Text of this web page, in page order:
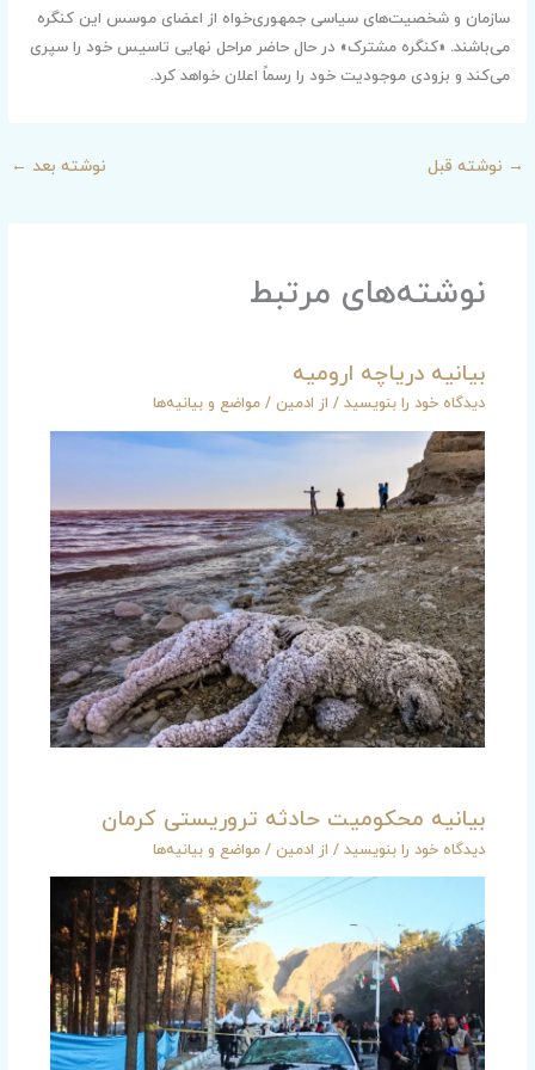
سازمان و شخصیت‌های سیاسی جمهوری‌خواه از اعضای موسس این کنگره
می‌باشند. «کنگره مشترک» در حال حاضر مراحل نهایی تاسیس خود را سپری
می‌کند و بزودی موجودیت خود را رسماً اعلان خواهد کرد.
→ نوشته قبل نوشته بعد ←
نوشته‌های مرتبط
بیانیه دریاچه ارومیه
دیدگاه‌ خود را بنویسید / از ادمین / مواضع و بیانیه‌ها
بیانیه محکومیت حادثه تروریستی کرمان
دیدگاه‌ خود را بنویسید / از ادمین / مواضع و بیانیه‌ها